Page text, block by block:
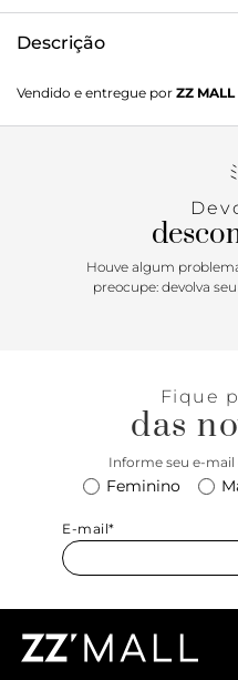
Descrição
arredondado na ponta. Traz
Possui tira fina que sai das
em torno do calcanhar,
marca. A sandália exibe
Vendido e entregue por ZZ MALL
Houve algum
preocupe: devolva
Fique
das
Informe seu e-mail
Feminino
E-mail*